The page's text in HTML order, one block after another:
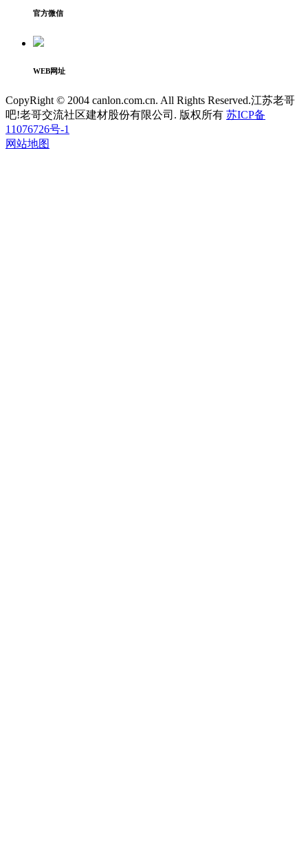
官方微信
WEB网址
CopyRight © 2004 canlon.com.cn. All Rights Reserved.江苏老哥
吧!老哥交流社区建材股份有限公司. 版权所有 苏ICP备
11076726号-1
网站地图